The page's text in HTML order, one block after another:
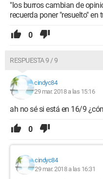
"los burros cambian de
recuerda poner "resuelto" en
0
RESPUESTA 9 / 9
cindyc84
29 mar. 2018 a las 15:16
ah no sé si está en 16/9
0
cindyc84
29 mar. 2018 a las 16:31